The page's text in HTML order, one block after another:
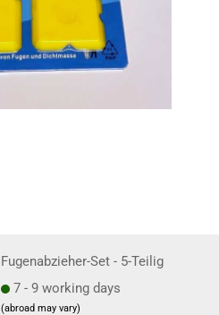
Fugenabzieher-Set - 5-Teilig
7 - 9 working days
(abroad may vary)